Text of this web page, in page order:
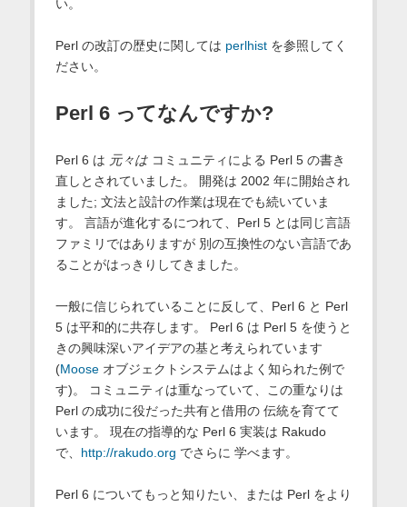
い。
Perl の改訂の歴史に関しては perlhistを参照してく
ださい。
Perl 6 ってなんですか?
Perl 6 は 元々はコミュニティによる Perl 5 の書き
直しとされていました。 開発は 2002 年に開始され
ました; 文法と設計の作業は現在でも続いていま
す。 言語が進化するにつれて、Perl 5 とは同じ言語
ファミリではありますが 別の互換性のない言語であ
ることがはっきりしてきました。
一般に信じられていることに反して、Perl 6 と Perl
5 は平和的に共存します。 Perl 6 は Perl 5 を使うと
きの興味深いアイデアの基と考えられています
(Mooseオブジェクトシステムはよく知られた例で
す)。 コミュニティは重なっていて、この重なりは
Perl の成功に役だった共有と借用の 伝統を育てて
います。 現在の指導的な Perl 6 実装は Rakudo
で、 http://rakudo.org でさらに 学べます。
Perl 6 についてもっと知りたい、または Perl をより